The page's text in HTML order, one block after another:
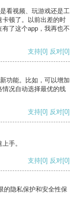
看视频、玩游戏还是工
顿了。以前出差的时
了这个app，我再也不
支持[0] 反对[0]
功能。比如，可以增加
况自动选择最优的线
支持[0] 反对[0]
手。
支持[0] 反对[0]
的隐私保护和安全性保